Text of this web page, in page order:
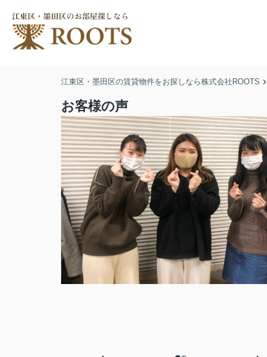
江東区・墨田区の賃貸物件をお探しなら株式会社ROOTS
お客様の声